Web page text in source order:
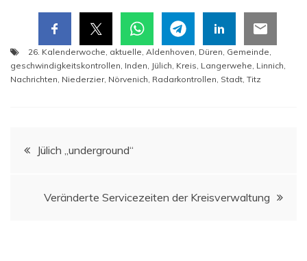
26. Kalenderwoche aktuelle Aldenhoven Düren Gemeinde
geschwindigkeitskontrollen Inden Jülich Kreis Langerwehe Linnich
Nachrichten Niederzier, Nörvenich Radarkontrollen Stadt Titz
Beitragsnavigation
Jülich „under­ground“
Ver­än­der­te Ser­vice­zei­ten der Kreisverwaltung